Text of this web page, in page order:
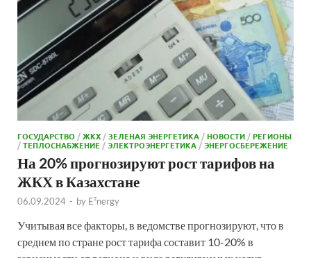
ГОСУДАРСТВО /ЖКХ /ЗЕЛЕНАЯ ЭНЕРГЕТИКА /НОВОСТИ /РЕГИОНЫ
/ТЕПЛОСНАБЖЕНИЕ /ЭЛЕКТРОЭНЕРГЕТИКА /ЭНЕРГОСБЕРЕЖЕНИЕ
На 20% прогнозируют рост тарифов на
ЖКХ в Казахстане
06.09.2024 - by E²nergy
Учитывая все факторы, в ведомстве прогнозируют, что в
среднем по стране рост тарифа составит 10-20% в